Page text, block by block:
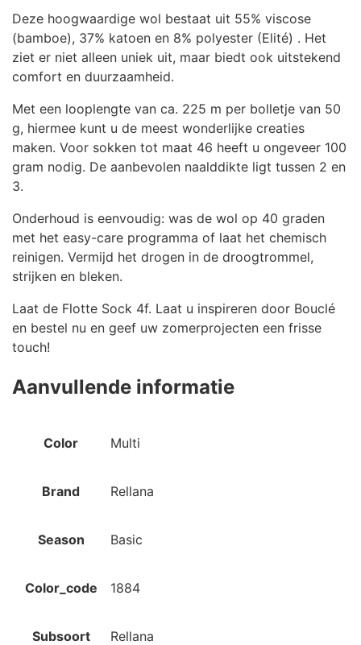
Deze hoogwaardige wol bestaat uit 55% viscose
(bamboe), 37% katoen en 8% polyester (Elité) . Het
ziet er niet alleen uniek uit, maar biedt ook uitstekend
comfort en duurzaamheid.
Met een looplengte van ca. 225 m per bolletje van 50
g, hiermee kunt u de meest wonderlijke creaties
maken. Voor sokken tot maat 46 heeft u ongeveer 100
gram nodig. De aanbevolen naalddikte ligt tussen 2 en
3.
Onderhoud is eenvoudig: was de wol op 40 graden
met het easy-care programma of laat het chemisch
reinigen. Vermijd het drogen in de droogtrommel,
strijken en bleken.
Laat de Flotte Sock 4f. Laat u inspireren door Bouclé
en bestel nu en geef uw zomerprojecten een frisse
touch!
Aanvullende informatie
Color Multi
Brand Rellana
Season Basic
Color_code 1884
Subsoort Rellana